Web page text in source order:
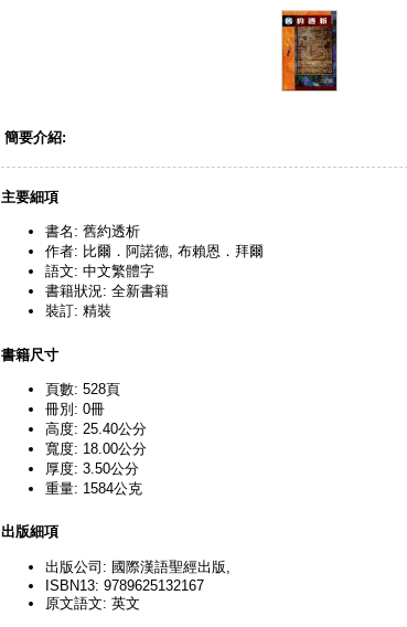
簡要介紹:
主要細項
書名: 舊約透析
作者: 比爾．阿諾德, 布賴恩．拜爾
語文: 中文繁體字
書籍狀況: 全新書籍
裝訂: 精裝
書籍尺寸
頁數: 528頁
冊別: 0冊
高度: 25.40公分
寬度: 18.00公分
厚度: 3.50公分
重量: 1584公克
出版細項
出版公司: 國際漢語聖經出版,
ISBN13: 9789625132167
原文語文: 英文